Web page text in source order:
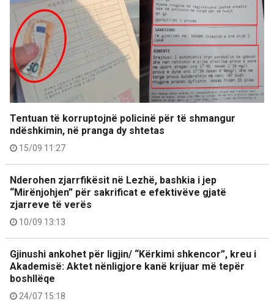
Tentuan të korruptojnë policinë për të shmangur
ndëshkimin, në pranga dy shtetas
15/09 11:27
Nderohen zjarrfikësit në Lezhë, bashkia i jep
“Mirënjohjen” për sakrificat e efektivëve gjatë
zjarreve të verës
10/09 13:13
Gjinushi ankohet për ligjin/ “Kërkimi shkencor”, kreu i
Akademisë: Aktet nënligjore kanë krijuar më tepër
boshllëqe
24/07 15:18